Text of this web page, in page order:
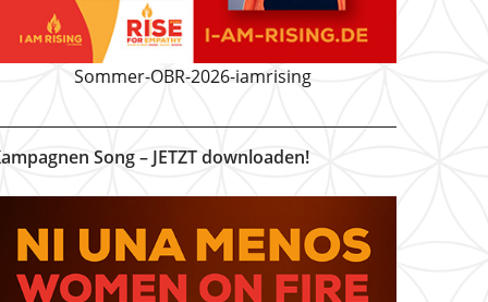
Sommer-OBR-2026-iamrising
Song – JETZT downloaden!